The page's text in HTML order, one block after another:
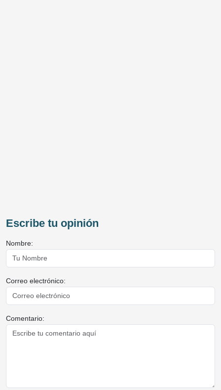
Escribe tu opinión
Nombre:
Correo electrónico:
Comentario: